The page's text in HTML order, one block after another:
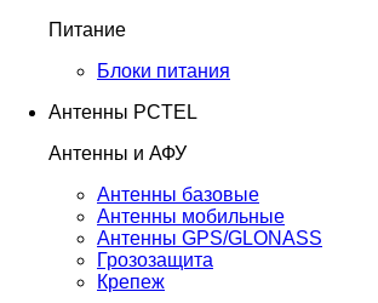
Питание
Блоки питания
Антенны PCTEL
Антенны и АФУ
Антенны базовые
Антенны мобильные
Антенны GPS/GLONASS
Грозозащита
Крепеж